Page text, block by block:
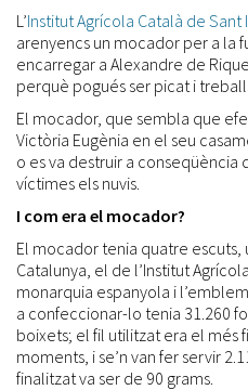
L’Institut Agrícola Català de Sant
arenyencs un mocador per a la
encarregar a Alexandre de
perquè pogués ser picat i
El mocador, que sembla que
Victòria Eugènia en el seu
o es va destruir a conseqüència
víctimes els nuvis.
I com era el mocador?
El mocador tenia quatre
Catalunya, el de l’Institut
monarquia espanyola i
a confeccionar-lo tenia 31.260
boixets; el fil utilitzat era el més
moments, i se’n van fer servir
finalitzat va ser de 90 grams.